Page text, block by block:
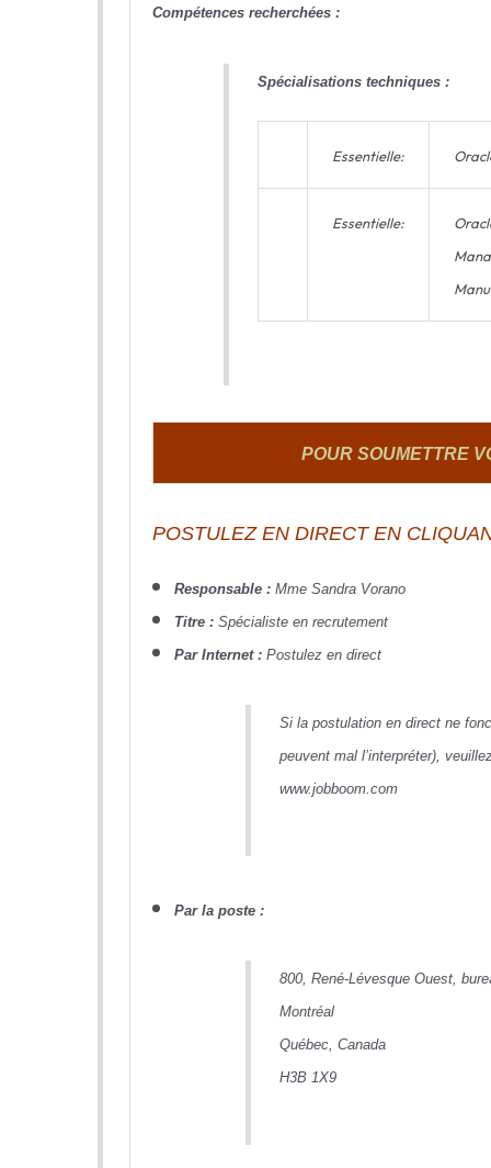
Compétences recherchées :
Spécialisations techniques :
Essentielle:
Essentielle:
POUR SOUMETTRE
POSTULEZ EN DIRECT EN
Responsable :Mme Sandra Vorano
Titre :Spécialiste en recrutement
Par Internet :Postulez en direct
Si la postulation en direct ne
peuvent mal l’interpréter),
www.jobboom.com
Par la poste :
800, René-Lévesque Ouest,
Montréal
Québec, Canada
H3B 1X9